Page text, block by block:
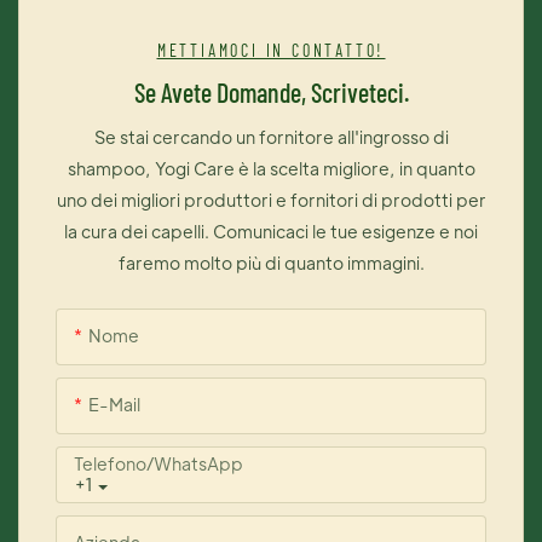
METTIAMOCI IN CONTATTO!
Se Avete Domande, Scriveteci.
Se stai cercando un fornitore all'ingrosso di
shampoo, Yogi Care è la scelta migliore, in quanto
uno dei migliori produttori e fornitori di prodotti per
la cura dei capelli. Comunicaci le tue esigenze e noi
faremo molto più di quanto immagini.
Nome
E-Mail
+1
Telefono/WhatsApp